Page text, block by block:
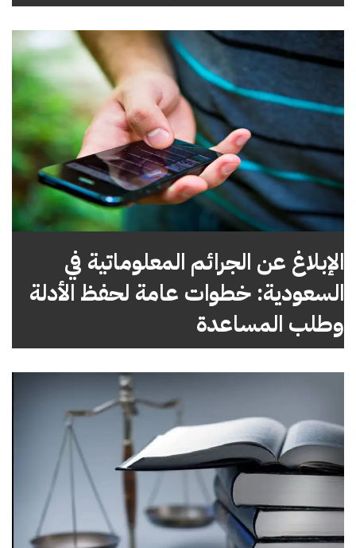
الإبلاغ عن الجرائم المعلوماتية في
السعودية: خطوات عامة لحفظ الأدلة
وطلب المساعدة